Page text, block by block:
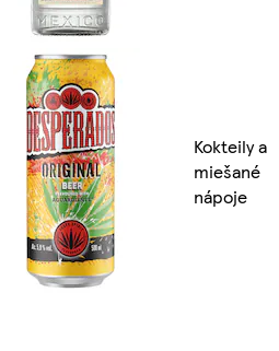
Kokteily a
miešané
nápoje